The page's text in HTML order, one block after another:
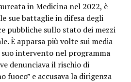
in Medicina nel 2022, è
sue battaglie in difesa degli
pubbliche sullo stato dei mezzi
È apparsa più volte sui media
intervento nel programma
denunciava il rischio di
fuoco” e accusava la dirigenza